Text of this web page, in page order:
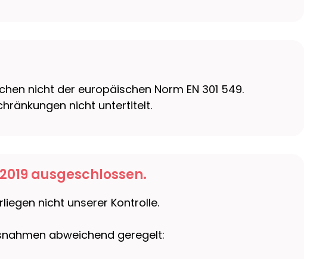
nicht der europäischen Norm EN 301 549.
nicht untertitelt.
ausgeschlossen.
nicht unserer Kontrolle.
abweichend geregelt: